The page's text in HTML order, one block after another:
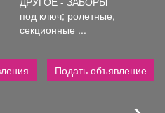
под ключ; ролетные,
секционные ...
Подать объявление